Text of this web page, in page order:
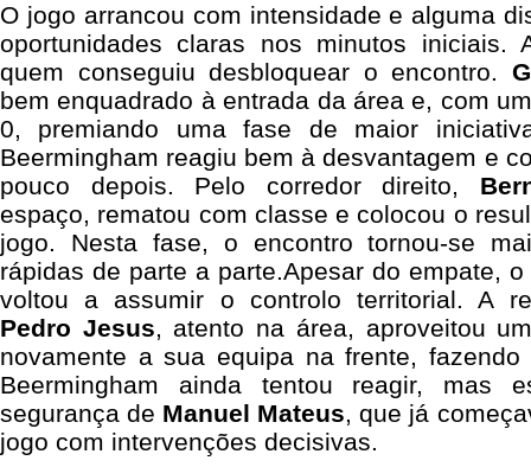
O jogo arrancou com intensidade e alguma
oportunidades claras nos minutos iniciais.
quem conseguiu desbloquear o encontro.
bem enquadrado à entrada da área e, com
0, premiando uma fase de maior
Beermingham reagiu bem à desvantagem e
pouco depois. Pelo corredor direito,
espaço, rematou com classe e colocou o
jogo. Nesta fase, o encontro tornou-se
rápidas de parte a parte.Apesar do empate,
voltou a assumir o controlo territorial. A
Pedro Jesus, atento na área, aproveitou
novamente a sua equipa na frente,
Beermingham ainda tentou reagir, mas
segurança de Manuel Mateus, que já
jogo com intervenções decisivas.